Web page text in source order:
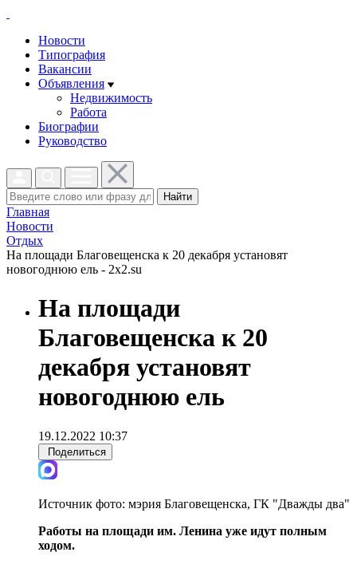
Новости
Типография
Вакансии
Объявления
Недвижимость
Работа
Биографии
Руководство
Найти
Главная
Новости
Отдых
На площади Благовещенска к 20 декабря установят
новогоднюю ель - 2x2.su
На площади
Благовещенска к 20
декабря установят
новогоднюю ель
19.12.2022 10:37
Поделиться
Источник фото: мэрия Благовещенска, ГК "Дважды два"
Работы на площади им. Ленина уже идут полным
ходом.